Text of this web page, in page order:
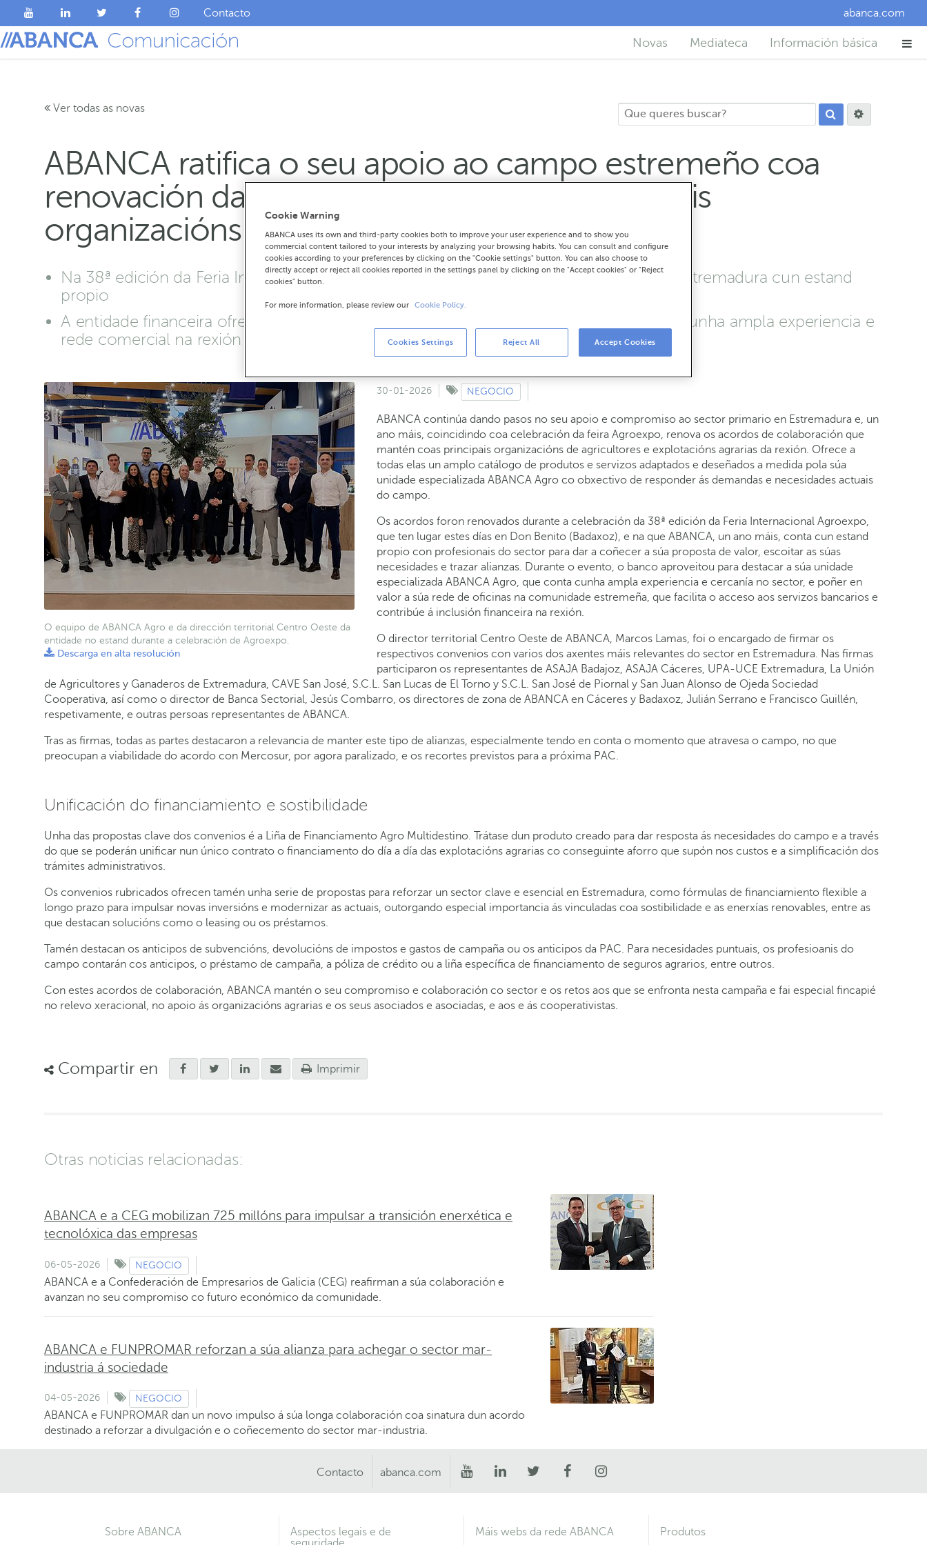
Contacto abanca.com
Novas Mediateca Información básica
Ver todas as novas
ABANCA ratifica o seu apoio ao campo estremeño coa
renovación da súa colaboración coas principais
organizacións agrarias en Agroexpo
Na 38ª edición da Feria Internacional Agroexpo, o banco reafirma a súa presenza en Estremadura cun estand
propio
A entidade financeira ofrece produtos e servizos deseñados a medida para o campo e unha ampla experiencia e
rede comercial na rexión
O equipo de ABANCA Agro e da dirección territorial Centro Oeste da
entidade no estand durante a celebración de Agroexpo.
Descarga en alta resolución
30-01-2026 NEGOCIO
ABANCA continúa dando pasos no seu apoio e compromiso ao sector primario en Estremadura e, un
ano máis, coincidindo coa celebración da feira Agroexpo, renova os acordos de colaboración que
mantén coas principais organizacións de agricultores e explotacións agrarias da rexión. Ofrece a
todas elas un amplo catálogo de produtos e servizos adaptados e deseñados a medida pola súa
unidade especializada ABANCA Agro co obxectivo de responder ás demandas e necesidades actuais
do campo.
Os acordos foron renovados durante a celebración da 38ª edición da Feria Internacional Agroexpo,
que ten lugar estes días en Don Benito (Badaxoz), e na que ABANCA, un ano máis, conta cun estand
propio con profesionais do sector para dar a coñecer a súa proposta de valor, escoitar as súas
necesidades e trazar alianzas. Durante o evento, o banco aproveitou para destacar a súa unidade
especializada ABANCA Agro, que conta cunha ampla experiencia e cercanía no sector, e poñer en
valor a súa rede de oficinas na comunidade estremeña, que facilita o acceso aos servizos bancarios e
contribúe á inclusión financeira na rexión.
O director territorial Centro Oeste de ABANCA, Marcos Lamas, foi o encargado de firmar os
respectivos convenios con varios dos axentes máis relevantes do sector en Estremadura. Nas firmas
participaron os representantes de ASAJA Badajoz, ASAJA Cáceres, UPA-UCE Extremadura, La Unión
de Agricultores y Ganaderos de Extremadura, CAVE San José, S.C.L. San Lucas de El Torno y S.C.L. San José de Piornal y San Juan Alonso de Ojeda Sociedad
Cooperativa, así como o director de Banca Sectorial, Jesús Combarro, os directores de zona de ABANCA en Cáceres y Badaxoz, Julián Serrano e Francisco Guillén,
respetivamente, e outras persoas representantes de ABANCA.
Tras as firmas, todas as partes destacaron a relevancia de manter este tipo de alianzas, especialmente tendo en conta o momento que atravesa o campo, no que
preocupan a viabilidade do acordo con Mercosur, por agora paralizado, e os recortes previstos para a próxima PAC.
Unificación do financiamiento e sostibilidade
Unha das propostas clave dos convenios é a Liña de Financiamento Agro Multidestino. Trátase dun produto creado para dar resposta ás necesidades do campo e a través
do que se poderán unificar nun único contrato o financiamento do día a día das explotacións agrarias co conseguinte aforro que supón nos custos e a simplificación dos
trámites administrativos.
Os convenios rubricados ofrecen tamén unha serie de propostas para reforzar un sector clave e esencial en Estremadura, como fórmulas de financiamiento flexible a
longo prazo para impulsar novas inversións e modernizar as actuais, outorgando especial importancia ás vinculadas coa sostibilidade e as enerxías renovables, entre as
que destacan solucións como o leasing ou os préstamos.
Tamén destacan os anticipos de subvencións, devolucións de impostos e gastos de campaña ou os anticipos da PAC. Para necesidades puntuais, os profesioanis do
campo contarán cos anticipos, o préstamo de campaña, a póliza de crédito ou a liña específica de financiamento de seguros agrarios, entre outros.
Con estes acordos de colaboración, ABANCA mantén o seu compromiso e colaboración co sector e os retos aos que se enfronta nesta campaña e fai especial fincapié
no relevo xeracional, no apoio ás organizacións agrarias e os seus asociados e asociadas, e aos e ás cooperativistas.
Compartir en Imprimir
Otras noticias relacionadas:
ABANCA e a CEG mobilizan 725 millóns para impulsar a transición enerxética e
tecnolóxica das empresas
06-05-2026 NEGOCIO
ABANCA e a Confederación de Empresarios de Galicia (CEG) reafirman a súa colaboración e
avanzan no seu compromiso co futuro económico da comunidade.
ABANCA e FUNPROMAR reforzan a súa alianza para achegar o sector mar-
industria á sociedade
04-05-2026 NEGOCIO
ABANCA e FUNPROMAR dan un novo impulso á súa longa colaboración coa sinatura dun acordo
destinado a reforzar a divulgación e o coñecemento do sector mar-industria.
Contacto abanca.com
Sobre ABANCA
Aspectos legais e de
Máis webs da rede ABANCA Produtos
Cookie Warning
ABANCA uses its own and third-party cookies both to improve your user experience and to show you
commercial content tailored to your interests by analyzing your browsing habits. You can consult and configure
cookies according to your preferences by clicking on the "Cookie settings" button. You can also choose to
directly accept or reject all cookies reported in the settings panel by clicking on the "Accept cookies" or "Reject
cookies" button.
For more information, please review our Cookie Policy.
Cookies Settings Reject All Accept Cookies